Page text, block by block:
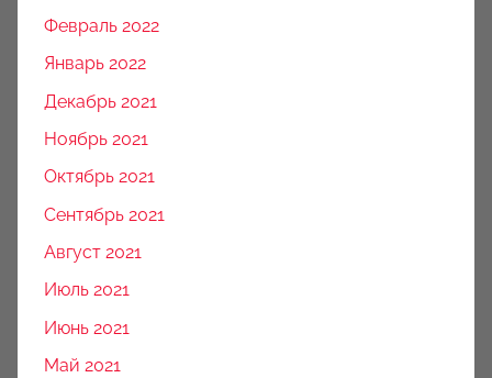
Февраль 2022
Январь 2022
Декабрь 2021
Ноябрь 2021
Октябрь 2021
Сентябрь 2021
Август 2021
Июль 2021
Июнь 2021
Май 2021